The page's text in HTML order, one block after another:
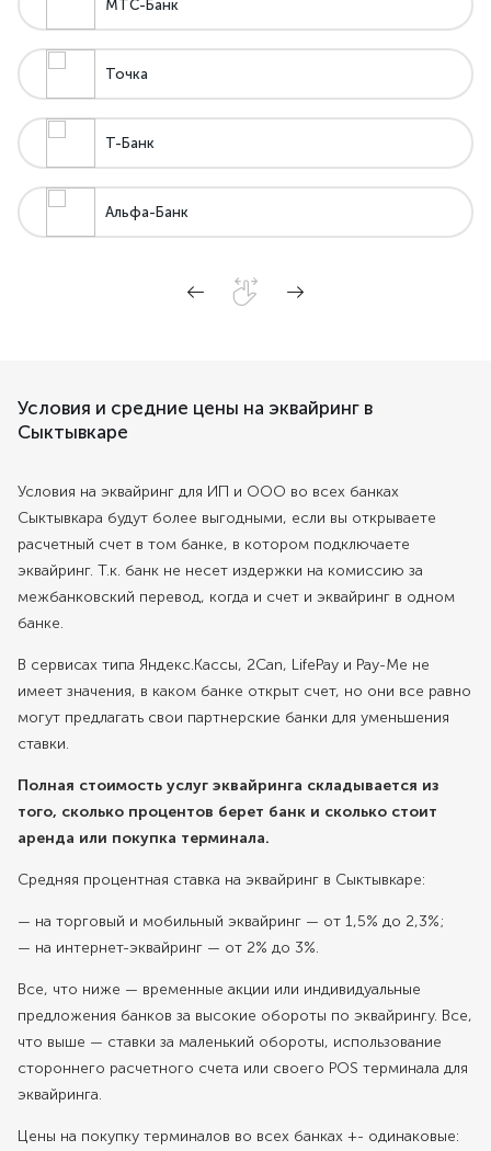
МТС-Банк
Точка
Т-Банк
Альфа-Банк
Условия и средние цены на эквайринг в
Сыктывкаре
Условия на эквайринг для ИП и ООО во всех банках
Сыктывкара будут более выгодными, если вы открываете
расчетный счет в том банке, в котором подключаете
эквайринг. Т.к. банк не несет издержки на комиссию за
межбанковский перевод, когда и счет и эквайринг в одном
банке.
В сервисах типа Яндекс.Кассы, 2Can, LifePay и Pay-Me не
имеет значения, в каком банке открыт счет, но они все равно
могут предлагать свои партнерские банки для уменьшения
ставки.
Полная стоимость услуг эквайринга складывается из
того, сколько процентов берет банк и сколько стоит
аренда или покупка терминала.
Средняя процентная ставка на эквайринг в Сыктывкаре:
— на торговый и мобильный эквайринг — от 1,5% до 2,3%;
— на интернет-эквайринг — от 2% до 3%.
Все, что ниже — временные акции или индивидуальные
предложения банков за высокие обороты по эквайрингу. Все,
что выше — ставки за маленький обороты, использование
стороннего расчетного счета или своего POS терминала для
эквайринга.
Цены на покупку терминалов во всех банках +- одинаковые: